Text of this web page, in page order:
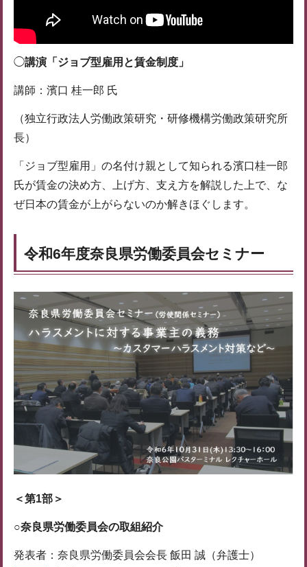
◯講演「ジョブ型雇用と賃金制度」
講師：濱口 桂一郎 氏
（独立行政法人労働政策研究・研修機構労働政策研究所
長）
「ジョブ型雇用」の名付け親として知られる濱口桂一郎
氏が賃金の決め方、上げ方、支え方を解説した上で、な
ぜ日本の賃金が上がらないのか解きほぐします。
令和6年度奈良県労働委員会セミナー
＜第1部＞
○奈良県労働委員会の取組紹介
発表者：奈良県労働委員会会長 飯田 誠（弁護士）